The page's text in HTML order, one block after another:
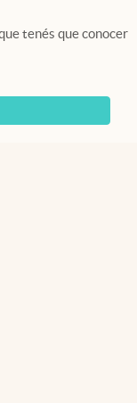
tenés que conocer